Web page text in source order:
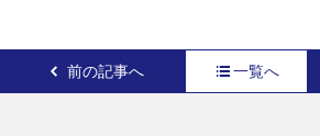
前の記事へ 一覧へ